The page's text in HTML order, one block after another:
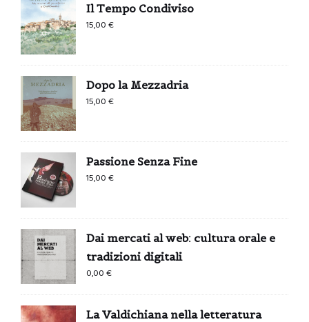
Il Tempo Condiviso
15,00€
Dopo la Mezzadria
15,00€
Passione Senza Fine
15,00€
Dai mercati al web: cultura orale e
tradizioni digitali
0,00€
La Valdichiana nella letteratura